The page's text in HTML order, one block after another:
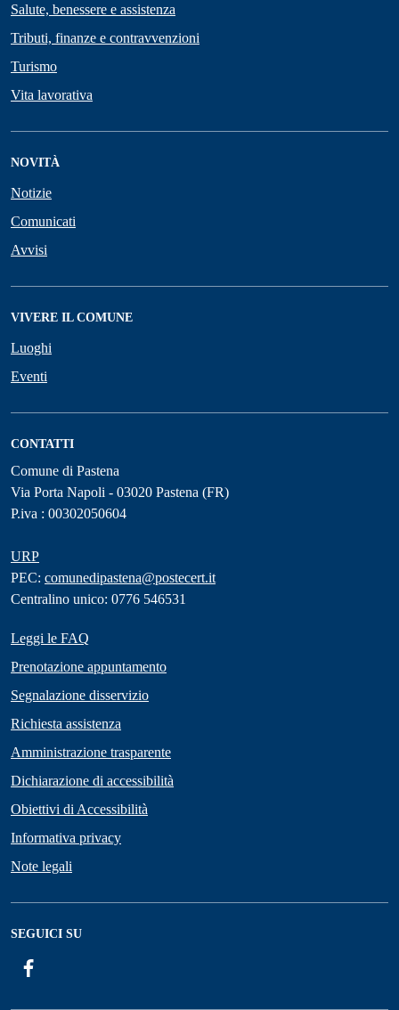
Salute, benessere e assistenza
Tributi, finanze e contravvenzioni
Turismo
Vita lavorativa
NOVITÀ
Notizie
Comunicati
Avvisi
VIVERE IL COMUNE
Luoghi
Eventi
CONTATTI
Comune di Pastena
Via Porta Napoli - 03020 Pastena (FR)
P.iva : 00302050604
URP
PEC: comunedipastena@postecert.it
Centralino unico: 0776 546531
Leggi le FAQ
Prenotazione appuntamento
Segnalazione disservizio
Richiesta assistenza
Amministrazione trasparente
Dichiarazione di accessibilità
Obiettivi di Accessibilità
Informativa privacy
Note legali
SEGUICI SU